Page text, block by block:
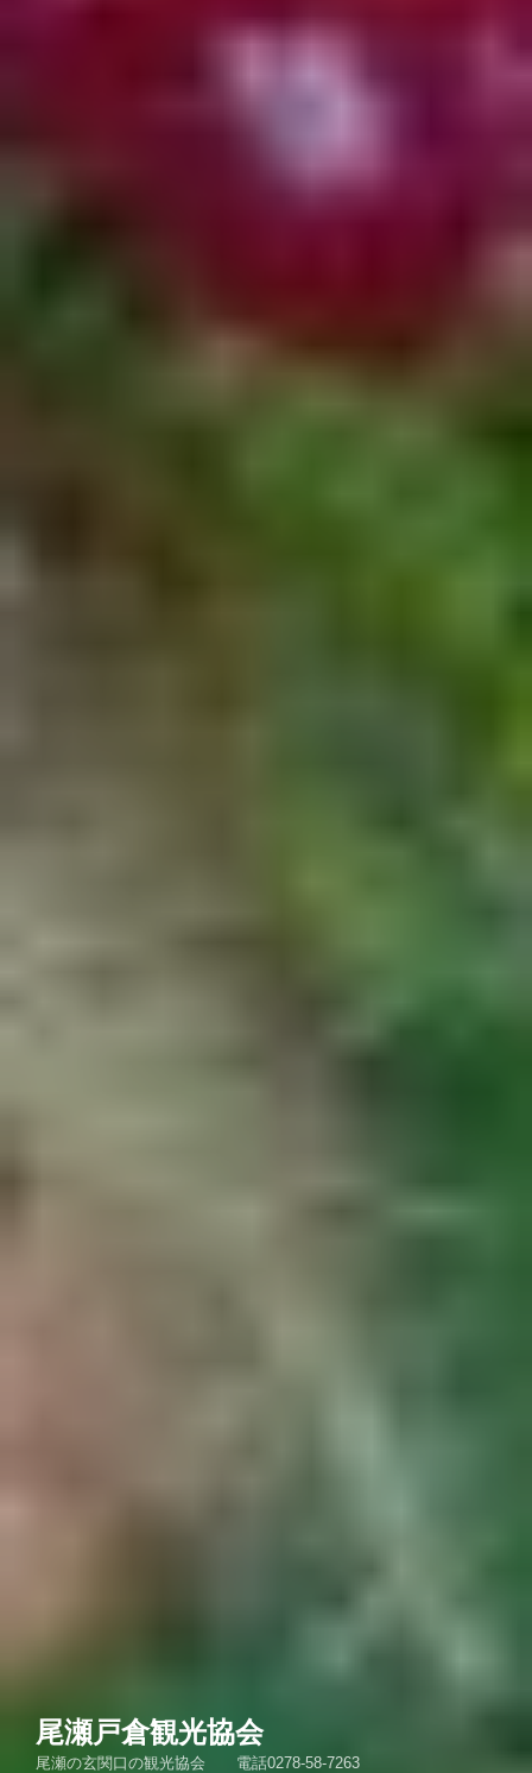
尾瀬戸倉観光協会
尾瀬の玄関口の観光協会 電話0278-58-7263